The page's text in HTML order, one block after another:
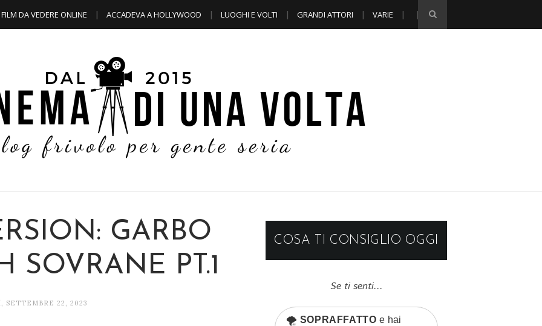
FILM DA VEDERE ONLINE ACCADEVA A HOLLYWOOD LUOGHI E VOLTI GRANDI ATTORI VARIE
GARBO
SOVRANE PT.1
SETTEMBRE 22, 2023
COSA TI CONSIGLIO OGGI
Se ti senti...
🌪️ SOPRAFFATTO e hai